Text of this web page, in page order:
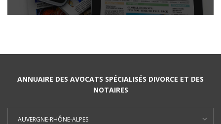
ANNUAIRE DES AVOCATS SPÉCIALISÉS DIVORCE ET DES
NOTAIRES
AUVERGNE-RHÔNE-ALPES